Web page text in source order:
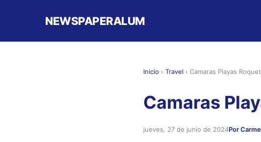
NEWSPAPERALUM
Inicio › Travel › Camaras Playas
Camaras
jueves, 27 de junio de 2024Por